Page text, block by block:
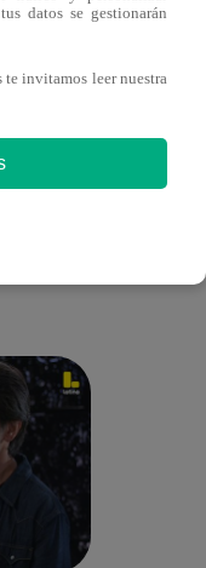
quedatos se gestionarán
te invitamos leer nuestra